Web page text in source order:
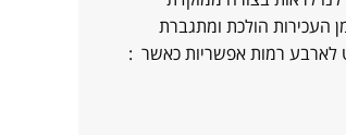
העכירות הולכת ומתגברת
לארבע רמות אפשריות כאשר :